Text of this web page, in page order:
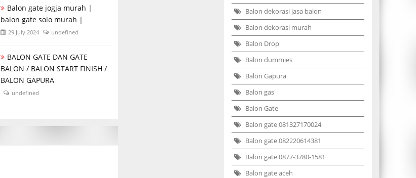
Balon gate jogja murah |
balon gate solo murah |
29 July 2024 undefined
BALON GATE DAN GATE
BALON / BALON START FINISH /
BALON GAPURA
undefined
Balon dekorasi jasa balon
Balon dekorasi murah
Balon Drop
Balon dummies
Balon Gapura
Balon gas
Balon Gate
Balon gate 081327170024
Balon gate 082220614381
Balon gate 0877-3780-1581
Balon gate aceh